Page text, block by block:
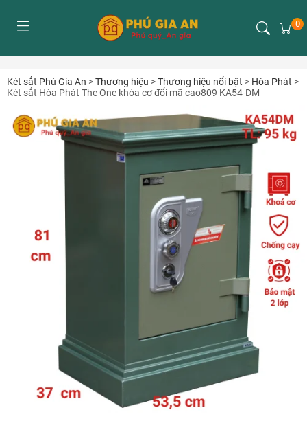
0
Két sắt Phú Gia An >Thương hiệu >Thương hiệu nổi bật > Hòa Phát >
Két sắt Hòa Phát The One khóa cơ đổi mã cao809 KA54-DM